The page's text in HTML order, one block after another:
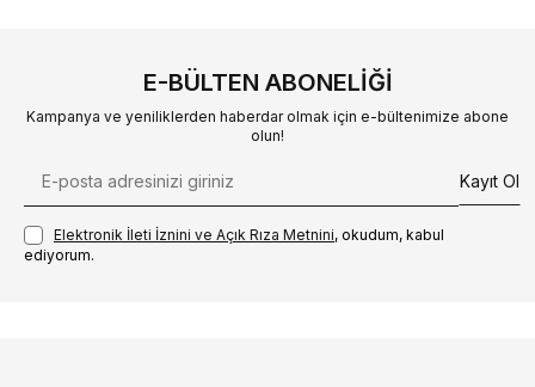
E-BÜLTEN ABONELIĞI
Kampanya ve yeniliklerden haberdar olmak için e-bültenimize abone
olun!
Kayıt Ol
Elektronik İleti İzni‌ni ve Açık Rıza Metni‌ni, okudum, kabul
ediyorum.